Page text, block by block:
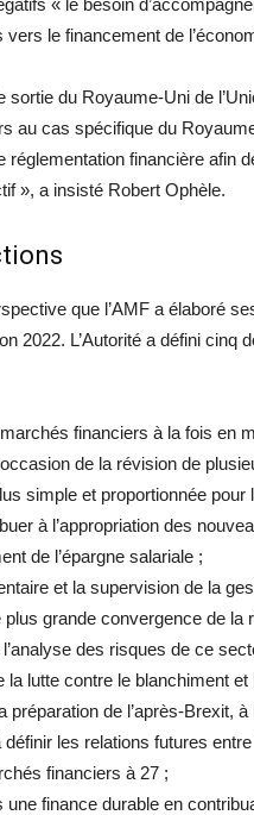
« le besoin
le financement de
sortie du Royaume-Uni de
au cas spécifique du
réglementation financière afin
», a insisté Robert Ophèle.
que l’AMF a élaboré
2022. L’Autorité a défini cinq
financiers à la fois en
de la révision de
simple et proportionnée
à l’appropriation des
de l’épargne salariale ;
et la supervision de la
plus grande convergence de
des risques de ce
la lutte contre le blanchiment
préparation de l’après-Brexit,
définir les relations futures
financiers à 27 ;
finance durable en